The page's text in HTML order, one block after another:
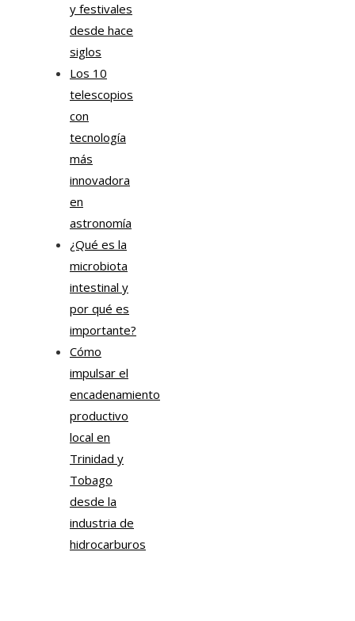
y festivales
desde hace
siglos
Los 10
telescopios
con
tecnología
más
innovadora
en
astronomía
¿Qué es la
microbiota
intestinal y
por qué es
importante?
Cómo
impulsar el
encadenamiento
productivo
local en
Trinidad y
Tobago
desde la
industria de
hidrocarburos